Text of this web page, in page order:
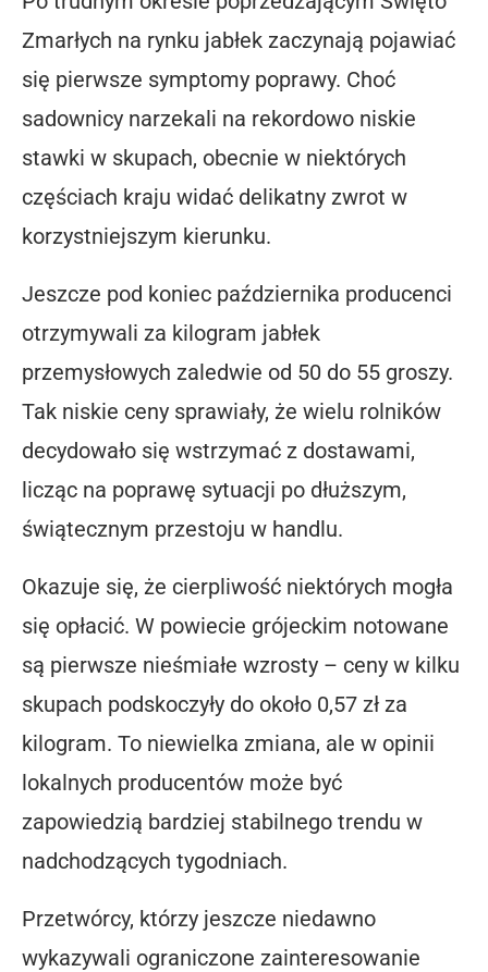
Zmarłych na rynku jabłek zaczynają pojawiać
się pierwsze symptomy poprawy. Choć
sadownicy narzekali na rekordowo niskie
stawki w skupach, obecnie w niektórych
częściach kraju widać delikatny zwrot w
korzystniejszym kierunku.
Jeszcze pod koniec października producenci
otrzymywali za kilogram jabłek
przemysłowych zaledwie od 50 do 55 groszy.
Tak niskie ceny sprawiały, że wielu rolników
decydowało się wstrzymać z dostawami,
licząc na poprawę sytuacji po dłuższym,
świątecznym przestoju w handlu.
Okazuje się, że cierpliwość niektórych mogła
się opłacić. W powiecie grójeckim notowane
są pierwsze nieśmiałe wzrosty – ceny w kilku
skupach podskoczyły do około 0,57 zł za
kilogram. To niewielka zmiana, ale w opinii
lokalnych producentów może być
zapowiedzią bardziej stabilnego trendu w
nadchodzących tygodniach.
Przetwórcy, którzy jeszcze niedawno
wykazywali ograniczone zainteresowanie